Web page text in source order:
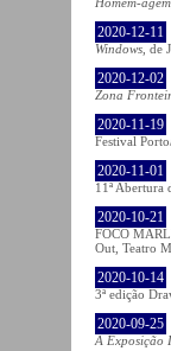
2020-12-11
Windows ,
2020-12-02
Zona
2020-11-19
Festival
2020-11-01
11ª Abertura
2020-10-21
FOCO
Out, Teatro
2020-10-14
3ª edição
2020-09-25
A Exposição